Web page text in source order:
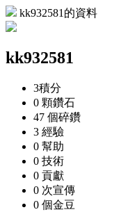
kk932581的資料
kk932581
3積分
0 顆鑽石
47 個碎鑽
3 經驗
0 幫助
0 技術
0 貢獻
0 次宣傳
0 個金豆